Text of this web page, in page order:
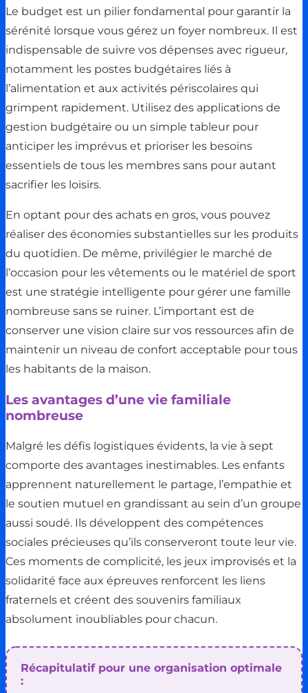
Le budget est un pilier fondamental pour garantir la
sérénité lorsque vous gérez un foyer nombreux. Il est
indispensable de suivre vos dépenses avec rigueur,
notamment les postes budgétaires liés à
l’alimentation et aux activités périscolaires qui
grimpent rapidement. Utilisez des applications de
gestion budgétaire ou un simple tableur pour
anticiper les imprévus et prioriser les besoins
essentiels de tous les membres sans pour autant
sacrifier les loisirs.
En optant pour des achats en gros, vous pouvez
réaliser des économies substantielles sur les produits
du quotidien. De même, privilégier le marché de
l’occasion pour les vêtements ou le matériel de sport
est une stratégie intelligente pour gérer une famille
nombreuse sans se ruiner. L’important est de
conserver une vision claire sur vos ressources afin de
maintenir un niveau de confort acceptable pour tous
les habitants de la maison.
Les avantages d’une vie familiale
nombreuse
Malgré les défis logistiques évidents, la vie à sept
comporte des avantages inestimables. Les enfants
apprennent naturellement le partage, l’empathie et
le soutien mutuel en grandissant au sein d’un groupe
aussi soudé. Ils développent des compétences
sociales précieuses qu’ils conserveront toute leur vie.
Ces moments de complicité, les jeux improvisés et la
solidarité face aux épreuves renforcent les liens
fraternels et créent des souvenirs familiaux
absolument inoubliables pour chacun.
Récapitulatif pour une organisation optimale
: